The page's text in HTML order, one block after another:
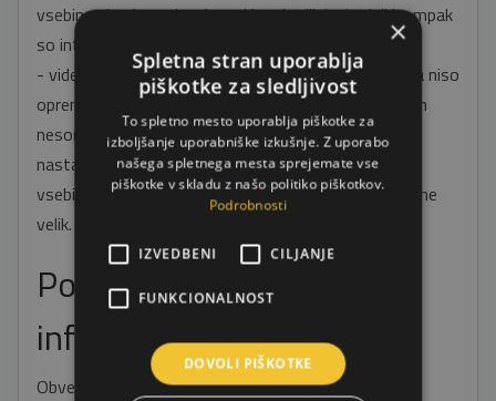
vsebine nimajo podnapisov, ki so berljivi z bralniki, ampak
so integrirani v video
- video posnetki, ki zaradi nesorazmernega bremena niso
opremljeni z znakovnim jezikom in s podnapisi. Organ
nesorazmerno breme ocenjuje s tem, da bi za organ
nastale znatne finančne posledice, če bi hotel vso
vsebino prevesti v znakovni jezik, saj je obseg vsebine
velik.
Povratne in kontaktne
informacije
Obvestila o primerih neskladnosti sprejemamo na
×
Spletna stran uporablja
piškotke za sledljivost
To spletno mesto uporablja piškotke za
izboljšanje uporabniške izkušnje. Z uporabo
našega spletnega mesta sprejemate vse
piškotke v skladu z našo politiko piškotkov.
Podrobnosti
IZVEDBENI CILJANJE
FUNKCIONALNOST
DOVOLI PIŠKOTKE